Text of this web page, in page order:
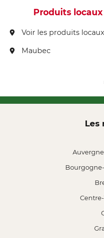
Produits
Voir les produits
Maubec
Les